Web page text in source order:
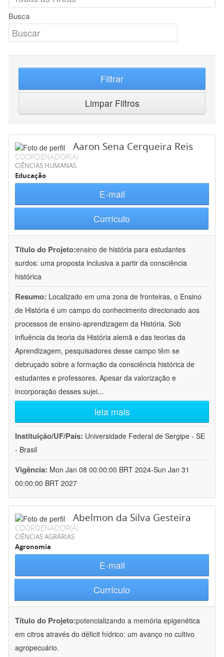
Busca
Filtrar
Limpar Filtros
Aaron Sena Cerqueira Reis
COORDENADOR(A)
CIÊNCIAS HUMANAS
Educação
E-mail
Currículo
Título do Projeto:ensino de história para estudantes
surdos: uma proposta inclusiva a partir da consciência
histórica
Resumo: Localizado em uma zona de fronteiras, o Ensino
de História é um campo do conhecimento direcionado aos
processos de ensino-aprendizagem da História. Sob
influência da teoria da História alemã e das teorias da
Aprendizagem, pesquisadores desse campo têm se
debruçado sobre a formação da consciência histórica de
estudantes e professores. Apesar da valorização e
incorporação desses sujei...
leia mais
Instituição/UF/País: Universidade Federal de Sergipe - SE
- Brasil
Vigência: Mon Jan 08 00:00:00 BRT 2024-Sun Jan 31
00:00:00 BRT 2027
Abelmon da Silva Gesteira
COORDENADOR(A)
CIÊNCIAS AGRÁRIAS
Agronomia
E-mail
Currículo
Título do Projeto:potencializando a memória epigenética
em citros através do déficit hídrico: um avanço no cultivo
agropecuário.